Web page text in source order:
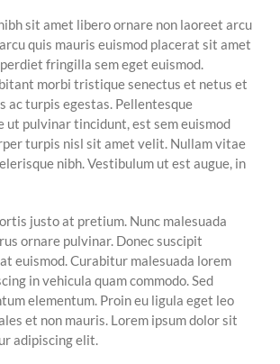
sit amet libero ornare non laoreet arcu
quis mauris euismod placerat sit amet
fringilla sem eget euismod.
morbi tristique senectus et netus et
ac turpis egestas. Pellentesque
ut pulvinar tincidunt, est sem euismod
turpis nisl sit amet velit. Nullam vitae
nibh. Vestibulum ut est augue, in
justo at pretium. Nunc malesuada
ornare pulvinar. Donec suscipit
euismod. Curabitur malesuada lorem
in vehicula quam commodo. Sed
elementum. Proin eu ligula eget leo
et non mauris. Lorem ipsum dolor sit
adipiscing elit.